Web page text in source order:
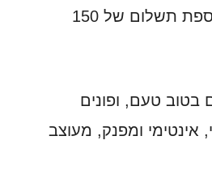
ניתן להזמין ארוחת בוקר – גלילית עשירה מוגשת לצימר בתוספת תשלום של 150
בטוב טעם, ופונים
אינטימי ומפנק, מעוצב